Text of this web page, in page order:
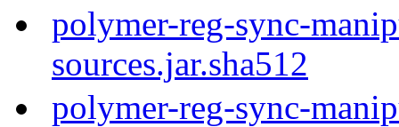
polymer-reg-sync-
sources.jar.sha512
polymer-reg-sync-